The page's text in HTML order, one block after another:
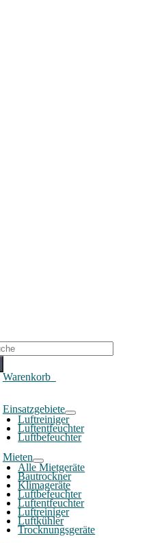
Warenkorb0
Einsatzgebiete
Luftreiniger
Luftentfeuchter
Luftbefeuchter
Mieten
Alle Mietgeräte
Bautrockner
Klimageräte
Luftbefeuchter
Luftentfeuchter
Luftreiniger
Luftkühler
Trocknungsgeräte